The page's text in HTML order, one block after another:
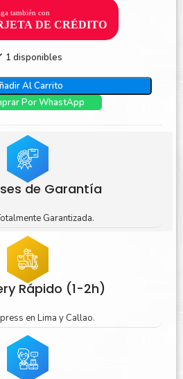
1 disponibles
Al Carrito
Por WhastApp
de Garantía
Garantizada.
Rápido (1-2h)
en Lima y Callao.